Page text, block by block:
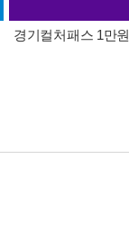
경기컬처패스 1만